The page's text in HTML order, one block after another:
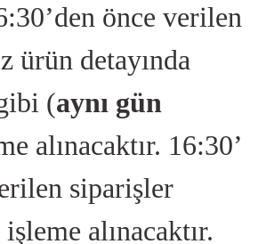
önce verilen
ürün detayında
(aynı gün
alınacaktır. 16:30’
siparişler
alınacaktır.